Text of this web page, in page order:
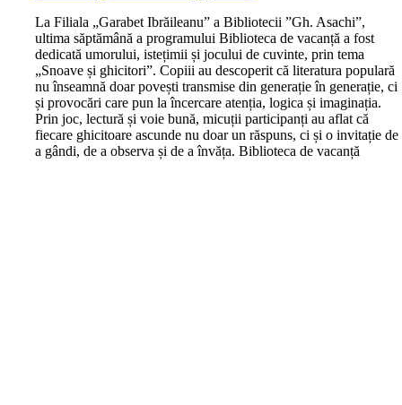
La Filiala „Garabet Ibrăileanu” a Bibliotecii ”Gh. Asachi”,
ultima săptămână a programului Biblioteca de vacanță a fost
dedicată umorului, istețimii și jocului de cuvinte, prin tema
„Snoave și ghicitori”. Copiii au descoperit că literatura populară
nu înseamnă doar povești transmise din generație în generație, ci
și provocări care pun la încercare atenția, logica și imaginația.
Prin joc, lectură și voie bună, micuții participanți au aflat că
fiecare ghicitoare ascunde nu doar un răspuns, ci și o invitație de
a gândi, de a observa și de a învăța. Biblioteca de vacanță